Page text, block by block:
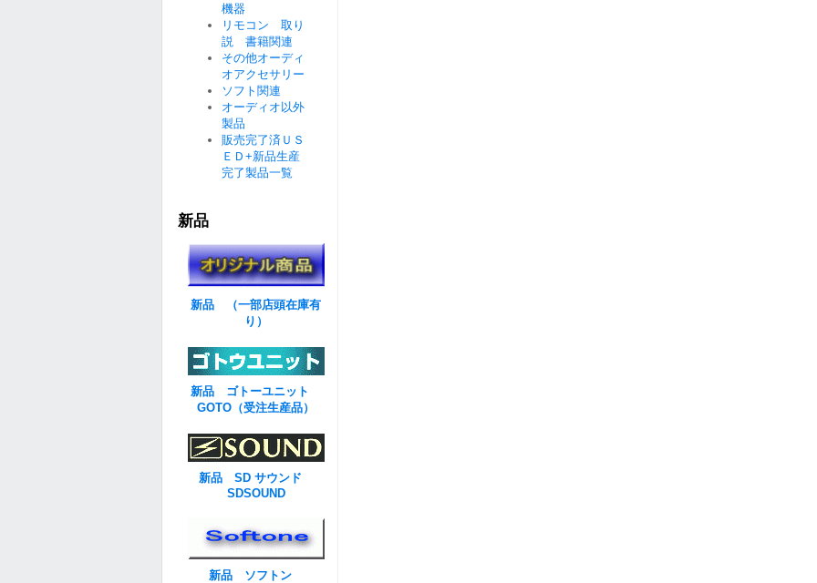
機器
リモコン 取り
説 書籍関連
その他オーディ
オアクセサリー
ソフト関連
オーディオ以外
製品
販売完了済ＵＳ
ＥＤ+新品生産
完了製品一覧
新品
新品 （一部店頭在庫有
り）
新品 ゴトーユニット
GOTO（受注生産品）
新品 SD サウンド
SDSOUND
新品 ソフトン